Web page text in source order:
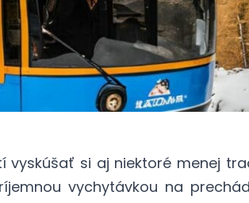
vyskúšať si aj niektoré menej
vychytávkou na